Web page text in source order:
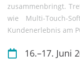
zusammenbringt.
wie Multi-Touch-
Kundenerlebnis am
16.–17. Juni